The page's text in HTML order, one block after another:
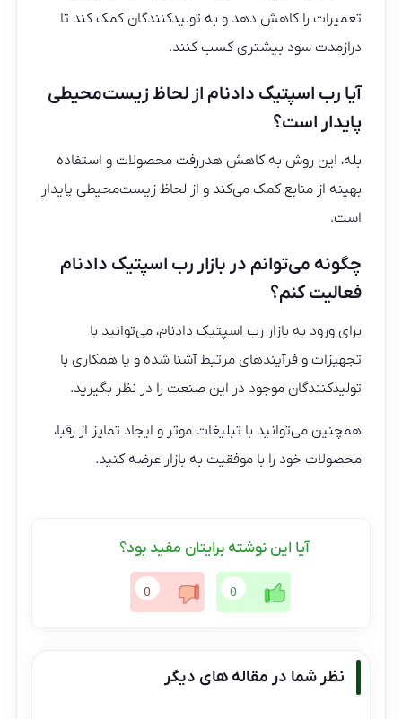
تعمیرات را کاهش دهد و به تولیدکنندگان کمک کند تا
درازمدت سود بیشتری کسب کنند.
آیا رب اسپتیک دادنام از لحاظ زیست‌محیطی
پایدار است؟
بله، این روش به کاهش هدررفت محصولات و استفاده
بهینه از منابع کمک می‌کند و از لحاظ زیست‌محیطی پایدار
است.
چگونه می‌توانم در بازار رب اسپتیک دادنام
فعالیت کنم؟
برای ورود به بازار رب اسپتیک دادنام، می‌توانید با
تجهیزات و فرآیندهای مرتبط آشنا شده و یا همکاری با
تولیدکنندگان موجود در این صنعت را در نظر بگیرید.
همچنین می‌توانید با تبلیغات موثر و ایجاد تمایز از رقبا،
محصولات خود را با موفقیت به بازار عرضه کنید.
آیا این نوشته برایتان مفید بود؟
0
0
نظر شما در مقاله های دیگر